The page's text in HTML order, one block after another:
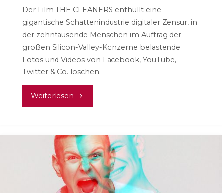
Der Film THE CLEANERS enthüllt eine
gigantische Schattenindustrie digitaler Zensur, in
der zehntausende Menschen im Auftrag der
großen Silicon-Valley-Konzerne belastende
Fotos und Videos von Facebook, YouTube,
Twitter & Co. löschen.
Weiterlesen "The
–
Im
Schatten